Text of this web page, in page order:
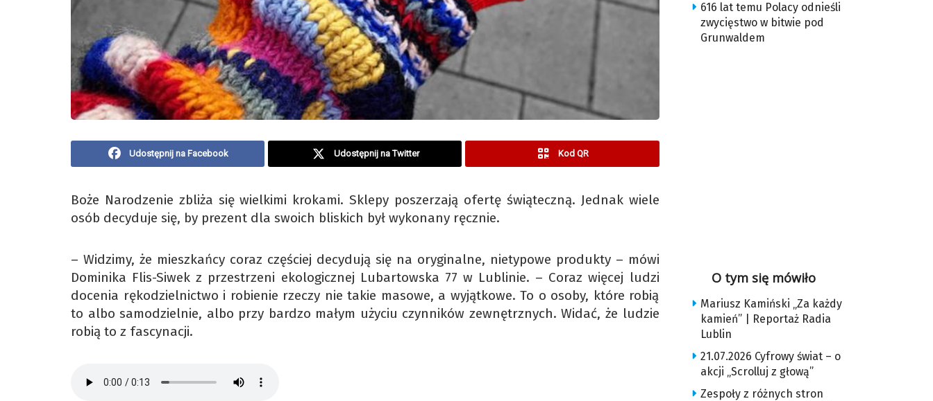
Udostępnij na Facebook Udostępnij na Twitter Kod QR
Boże Narodzenie zbliża się wielkimi krokami. Sklepy poszerzają ofertę świąteczną. Jednak wiele
osób decyduje się, by prezent dla swoich bliskich był wykonany ręcznie.
– Widzimy, że mieszkańcy coraz częściej decydują się na oryginalne, nietypowe produkty – mówi
Dominika Flis-Siwek z przestrzeni ekologicznej Lubartowska 77 w Lublinie. – Coraz więcej ludzi
docenia rękodzielnictwo i robienie rzeczy nie takie masowe, a wyjątkowe. To o osoby, które robią
to albo samodzielnie, albo przy bardzo małym użyciu czynników zewnętrznych. Widać, że ludzie
robią to z fascynacji.
616 lat temu Polacy odnieśli
zwycięstwo w bitwie pod
Grunwaldem
O tym się mówiło
Mariusz Kamiński „Za każdy
kamień” | Reportaż Radia
Lublin
21.07.2026 Cyfrowy świat – o
akcji „Scrolluj z głową”
Zespoły z różnych stron